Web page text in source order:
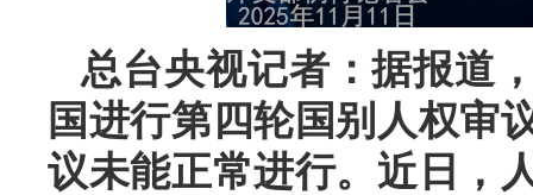
总台央视记者：据报道
国进行第四轮国别人权审
议未能正常进行。近日，